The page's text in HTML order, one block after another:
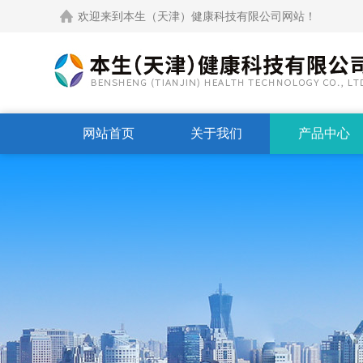
欢迎来到本生（天津）健康科技有限公司网站！
网站首页 关于我们 产品中心